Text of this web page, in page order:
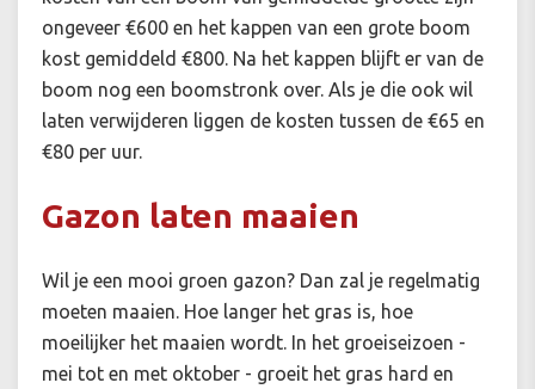
ongeveer €600 en het kappen van een grote boom
kost gemiddeld €800. Na het kappen blijft er van de
boom nog een boomstronk over. Als je die ook wil
laten verwijderen liggen de kosten tussen de €65 en
€80 per uur.
Gazon laten maaien
Wil je een mooi groen gazon? Dan zal je regelmatig
moeten maaien. Hoe langer het gras is, hoe
moeilijker het maaien wordt. In het groeiseizoen -
mei tot en met oktober - groeit het gras hard en